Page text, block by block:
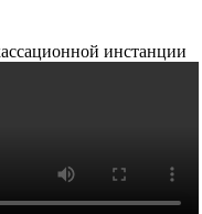
инстанции